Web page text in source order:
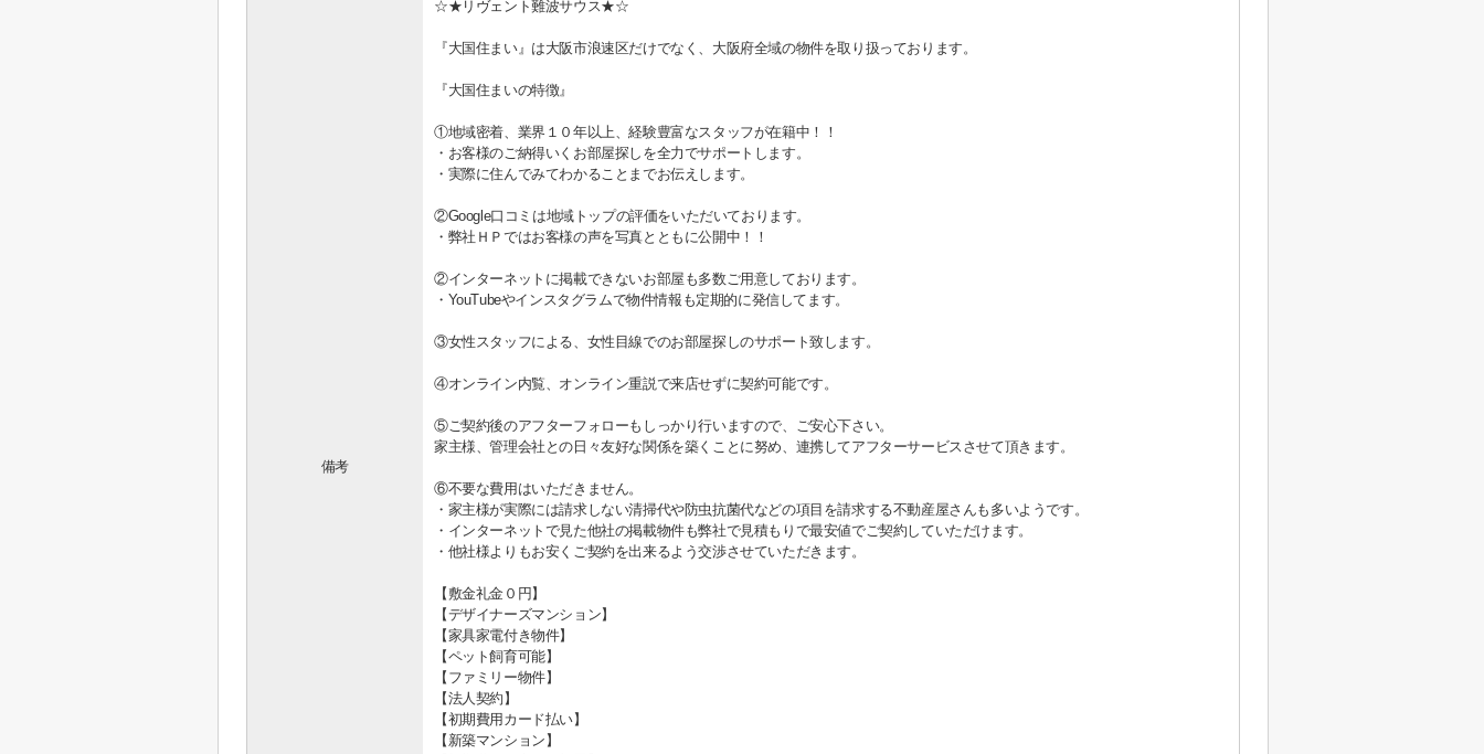
備考
☆★リヴェント難波サウス★☆
『大国住まい』は大阪市浪速区だけでなく、大阪府全域の物件を取り扱っております。
『大国住まいの特徴』
①地域密着、業界１０年以上、経験豊富なスタッフが在籍中！！
・お客様のご納得いくお部屋探しを全力でサポートします。
・実際に住んでみてわかることまでお伝えします。
②Google口コミは地域トップの評価をいただいております。
・弊社ＨＰではお客様の声を写真とともに公開中！！
②インターネットに掲載できないお部屋も多数ご用意しております。
・YouTubeやインスタグラムで物件情報も定期的に発信してます。
③女性スタッフによる、女性目線でのお部屋探しのサポート致します。
④オンライン内覧、オンライン重説で来店せずに契約可能です。
⑤ご契約後のアフターフォローもしっかり行いますので、ご安心下さい。
家主様、管理会社との日々友好な関係を築くことに努め、連携してアフターサービスさせて頂きます。
⑥不要な費用はいただきません。
・家主様が実際には請求しない清掃代や防虫抗菌代などの項目を請求する不動産屋さんも多いようです。
・インターネットで見た他社の掲載物件も弊社で見積もりで最安値でご契約していただけます。
・他社様よりもお安くご契約を出来るよう交渉させていただきます。
【敷金礼金０円】
【デザイナーズマンション】
【家具家電付き物件】
【ペット飼育可能】
【ファミリー物件】
【法人契約】
【初期費用カード払い】
【新築マンション】